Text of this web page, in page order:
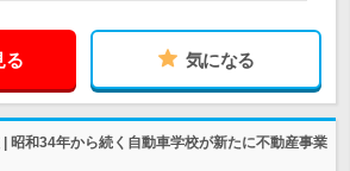
る 気になる
昭和34年から続く自動車学校が新たに不動産事業